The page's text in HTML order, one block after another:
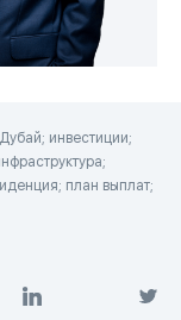
инвестиции;
план выплат;